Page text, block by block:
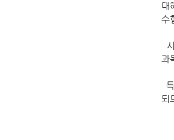
대
수
과
되